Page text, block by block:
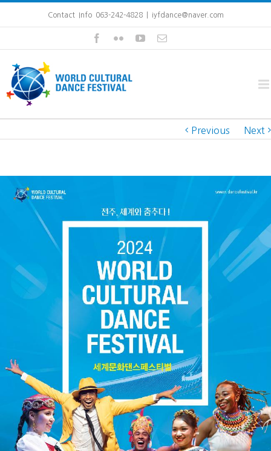
Contact Info 063-242-4828 iyfdance@naver.com
Previous Next